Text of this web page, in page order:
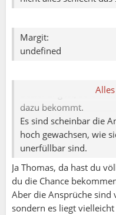
Margit:
undefined
Beziehung ist, sofern
dazu bekommt.
Es sind scheinbar die
hoch gewachsen, wie
unerfüllbar sind.
Ja Thomas, da hast du
du die Chance
Aber die Ansprüche sind
sondern es liegt